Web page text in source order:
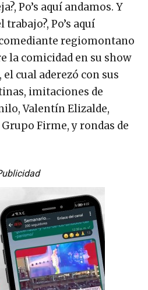
Po’s aquí andamos. Y
trabajo?, Po’s aquí
regiomontano
la comicidad en su show
el cual aderezó con sus
imitaciones de
Valentín Elizalde,
Firme, y rondas de